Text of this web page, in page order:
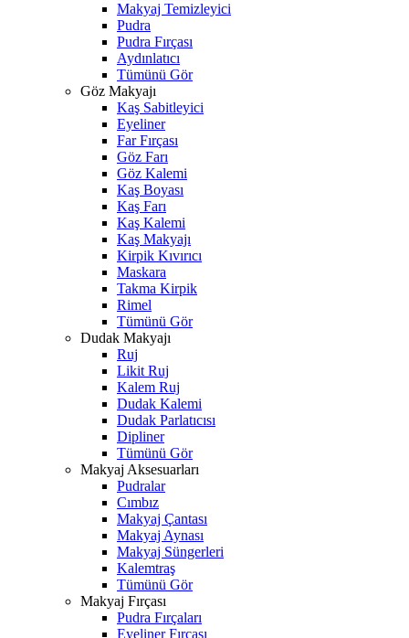
Makyaj Temizleyici
Pudra
Pudra Fırçası
Aydınlatıcı
Tümünü Gör
Göz Makyajı
Kaş Sabitleyici
Eyeliner
Far Fırçası
Göz Farı
Göz Kalemi
Kaş Boyası
Kaş Farı
Kaş Kalemi
Kaş Makyajı
Kirpik Kıvırıcı
Maskara
Takma Kirpik
Rimel
Tümünü Gör
Dudak Makyajı
Ruj
Likit Ruj
Kalem Ruj
Dudak Kalemi
Dudak Parlatıcısı
Dipliner
Tümünü Gör
Makyaj Aksesuarları
Pudralar
Cımbız
Makyaj Çantası
Makyaj Aynası
Makyaj Süngerleri
Kalemtraş
Tümünü Gör
Makyaj Fırçası
Pudra Fırçaları
Eyeliner Fırçası